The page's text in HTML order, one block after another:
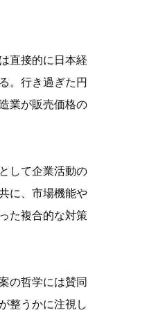
直接的に日本経
。行き過ぎた円
業が販売価格の
して企業活動の
に、市場機能や
た複合的な対策
の哲学には賛同
整うかに注視し